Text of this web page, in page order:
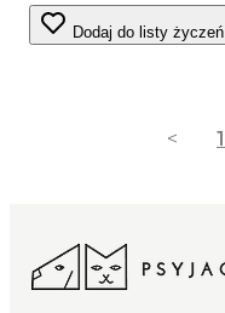
Dodaj do listy życzeń
< 1